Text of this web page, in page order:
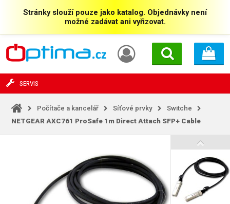
Stránky slouží pouze jako katalog. Objednávky není
možné zadávat ani vyřizovat.
SERVIS
Počítače a kancelář Síťové prvky
Switche
NETGEAR AXC761 ProSafe 1m Direct Attach SFP+ Cable